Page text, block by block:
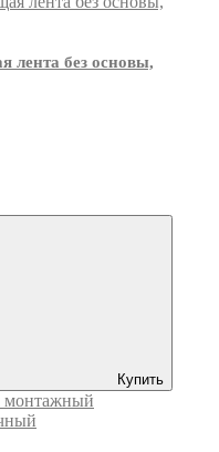
лента без основы,
Купить